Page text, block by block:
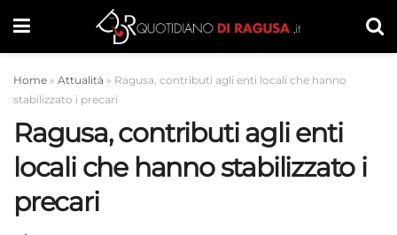
Home » Attualità » Ragusa, contributi agli enti locali che hanno
stabilizzato i precari
Ragusa, contributi agli enti
locali che hanno stabilizzato i
precari